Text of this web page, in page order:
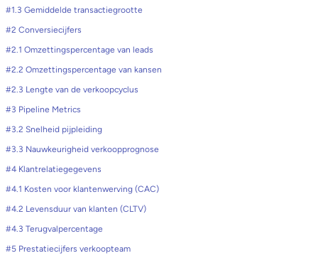
#1.3 Gemiddelde transactiegrootte
#2 Conversiecijfers
#2.1 Omzettingspercentage van leads
#2.2 Omzettingspercentage van kansen
#2.3 Lengte van de verkoopcyclus
#3 Pipeline Metrics
#3.2 Snelheid pijpleiding
#3.3 Nauwkeurigheid verkoopprognose
#4 Klantrelatiegegevens
#4.1 Kosten voor klantenwerving (CAC)
#4.2 Levensduur van klanten (CLTV)
#4.3 Terugvalpercentage
#5 Prestatiecijfers verkoopteam